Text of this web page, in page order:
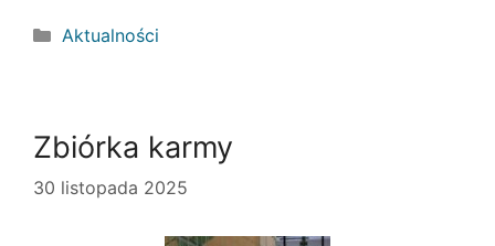
Kategorie
Aktualności
Zbiórka karmy
30 listopada 2025